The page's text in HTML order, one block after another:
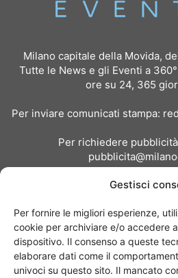
Gestisci
Per fornire le migliori esperienze,
cookie per archiviare e/o accedere
dispositivo. Il consenso a queste
elaborare dati come il
univoci su questo sito. Il mancato
Milano capitale della Movida,
Tutte le News e gli Eventi a
ore su 24, 365
Per inviare comunicati stampa:
Per richiedere